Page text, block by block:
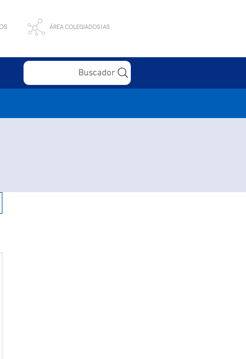
Buscador